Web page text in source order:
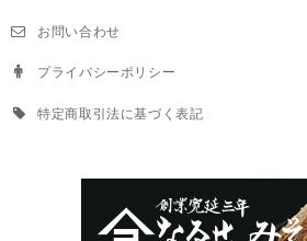
お問い合わせ
プライバシーポリシー
特定商取引法に基づく表記